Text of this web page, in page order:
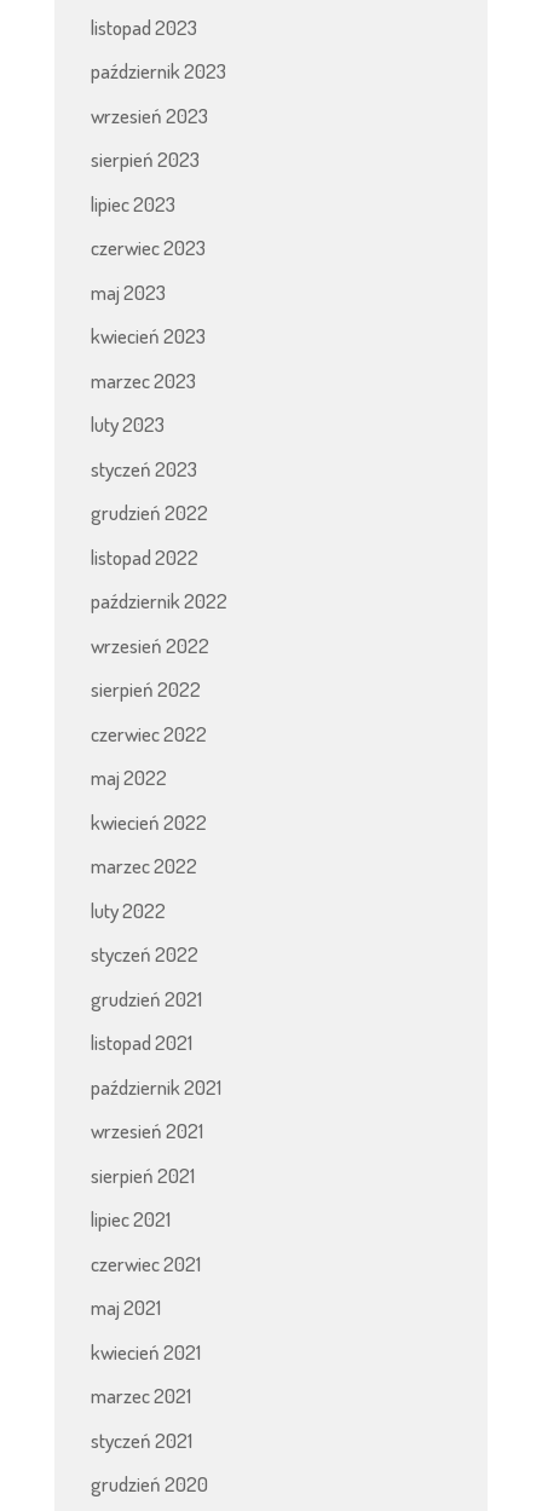
listopad 2023
październik 2023
wrzesień 2023
sierpień 2023
lipiec 2023
czerwiec 2023
maj 2023
kwiecień 2023
marzec 2023
luty 2023
styczeń 2023
grudzień 2022
listopad 2022
październik 2022
wrzesień 2022
sierpień 2022
czerwiec 2022
maj 2022
kwiecień 2022
marzec 2022
luty 2022
styczeń 2022
grudzień 2021
listopad 2021
październik 2021
wrzesień 2021
sierpień 2021
lipiec 2021
czerwiec 2021
maj 2021
kwiecień 2021
marzec 2021
styczeń 2021
grudzień 2020